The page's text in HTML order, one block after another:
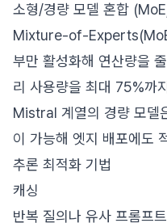
소형/경량 모델 혼합
Mixture-of-
부만 활성화해 연산량을
리 사용량을 최대 75%까
Mistral 계열의 경량 모델
이 가능해 엣지 배포에도
추론 최적화 기법
캐싱
반복 질의나 유사 프롬프